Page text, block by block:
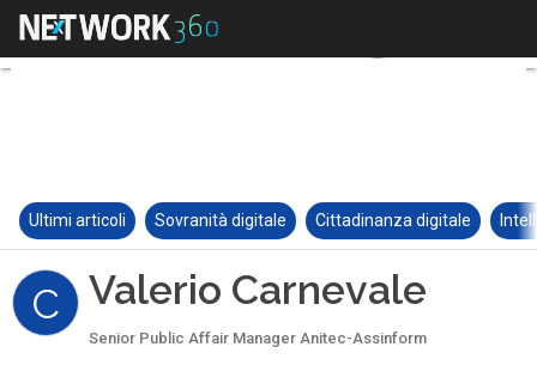
Ultimi articoli Sovranità digitale Cittadinanza digitale
C Valerio Carnevale
Senior Public Affair Manager Anitec-Assinform